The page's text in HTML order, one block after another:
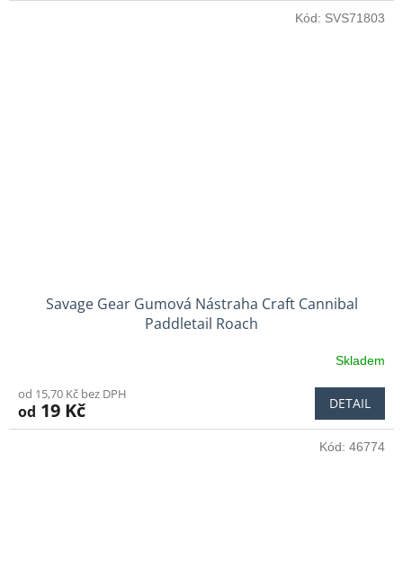
Savage Gear Gumová Nástraha Craft Cannibal
Paddletail Roach
Skladem
od 15,70 Kč bez DPH
od 19 Kč DETAIL
Kód: SVS71803
Kód: 46774